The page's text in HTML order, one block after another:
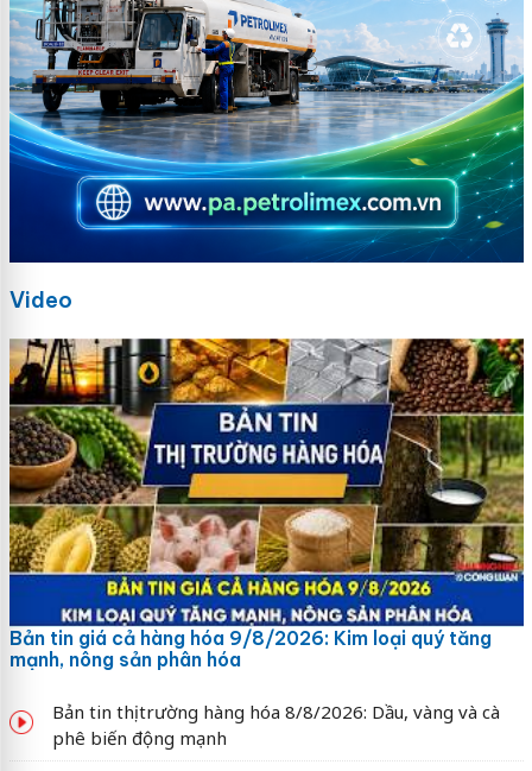
Video
Bản tin giá cả hàng hóa 9/8/2026: Kim loại quý tăng
mạnh, nông sản phân hóa
Bản tin thị trường hàng hóa 8/8/2026: Dầu, vàng và cà
phê biến động mạnh